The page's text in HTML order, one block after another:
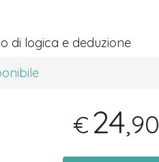
di logica e deduzione
€24,90